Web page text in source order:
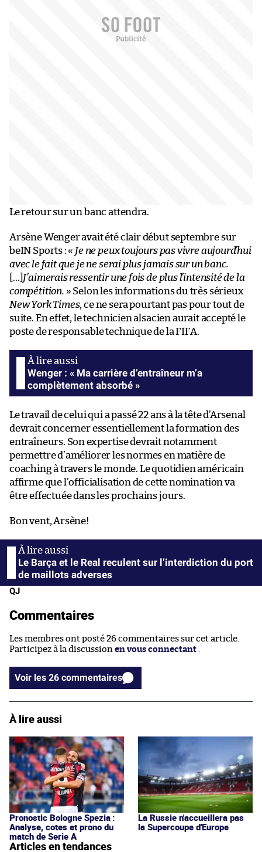
Le retour sur un banc attendra.
Arsène Wenger avait été clair début septembre sur
beIN Sports : « Je ne peux toujours pas vivre aujourd’hui
avec le fait que je ne serai plus jamais sur un banc.
[…] J’aimerais ressentir une fois de plus l’intensité de la
compétition. » Selon les informations du très sérieux
New York Times, ce ne sera pourtant pas pour tout de
suite. En effet, le technicien alsacien aurait accepté le
poste de responsable technique de la FIFA.
Wenger : « Ma carrière d’entraîneur m’a
complètement absorbé »
Le travail de celui qui a passé 22 ans à la tête d’Arsenal
devrait concerner essentiellement la formation des
entraîneurs. Son expertise devrait notamment
permettre d’améliorer les normes en matière de
coaching à travers le monde. Le quotidien américain
affirme que l’officialisation de cette nomination va
être effectuée dans les prochains jours.
Bon vent, Arsène!
Le Barça et le Real reculent sur l’interdiction du port
de maillots adverses
QJ
Commentaires
Les membres ont posté 26 commentaires sur cet article.
Participez à la discussion en vous connectant
Voir les 26 commentaires
À lire aussi
Pronostic Bologne Spezia :
Analyse, cotes et prono du
match de Serie A
La Russie n'accueillera pas
la Supercoupe d'Europe
Articles en tendances